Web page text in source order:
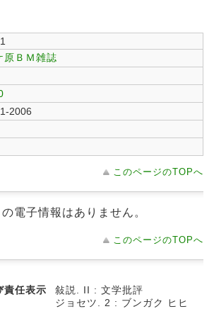
原ＢＭ雑誌
2006
このページのTOPへ
電子情報はありません。
このページのTOPへ
責任表示
敍説. II : 文学批評
ジョセツ. 2 : ブンガク ヒヒ